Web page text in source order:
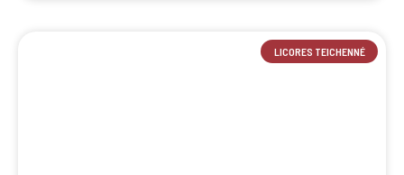
LICORES TEICHENNÉ